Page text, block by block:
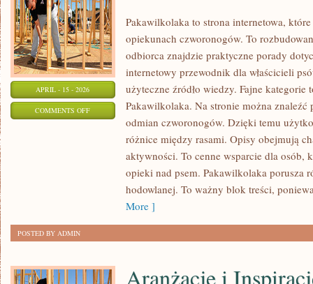
APRIL - 15 - 2026
COMMENTS OFFON
Pakawilkolaka to strona internetowa,
opiekunach czworonogów. To
odbiorca znajdzie praktyczne porady
internetowy przewodnik dla właścicieli
użyteczne źródło wiedzy. Fajne kategorie
Pakawilkolaka. Na stronie można znaleźć
odmian czworonogów. Dzięki temu
różnice między rasami. Opisy obejmują
aktywności. To cenne wsparcie dla osób,
opieki nad psem. Pakawilkolaka porusza
hodowlanej. To ważny blok treści,
More ]
POSTED BY ADMIN
Aranżacje i